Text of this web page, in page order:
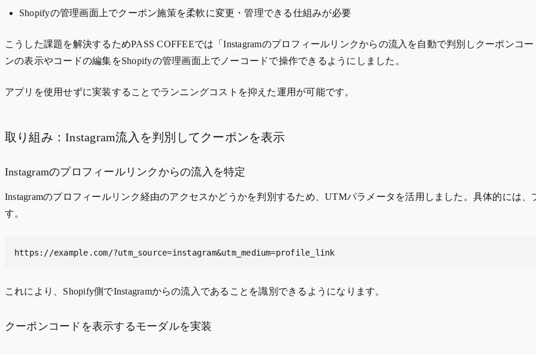
Shopifyの管理画面上でクーポン施策を柔軟に変更・管理できる仕組みが必要
こうした課題を解決するためPASS COFFEEでは「Instagramのプロフィールリンクからの流入を自動で判別しクーポンコ
ンの表示やコードの編集をShopifyの管理画面上でノーコードで操作できるようにしました。
アプリを使用せずに実装することでランニングコストを抑えた運用が可能です。
取り組み：Instagram流入を判別してクーポンを表示
Instagramのプロフィールリンクからの流入を特定
Instagramのプロフィールリンク経由のアクセスかどうかを判別するため、UTMパラメータを活用しました。具体的には
す。
https://example.com/?utm_source=instagram&utm_medium=profile_link
これにより、Shopify側でInstagramからの流入であることを識別できるようになります。
クーポンコードを表示するモーダルを実装